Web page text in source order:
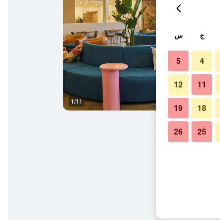
1/11
ج س
4
5
11
12
18
19
25
26